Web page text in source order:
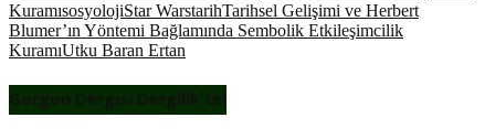
KuramısosyolojiStar WarstarihTarihsel Gelişimi ve Herbert
Blumer’ın Yöntemi Bağlamında Sembolik Etkileşimcilik
KuramıUtku Baran Ertan
Gorgon Dergisi Dergilik’te!